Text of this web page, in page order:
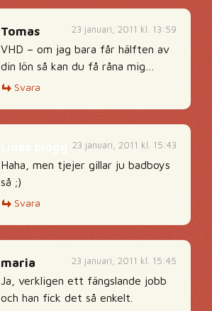
23 januari, 2011 kl. 13:59
Tomas
VHD – om jag bara får hälften av
din lön så kan du få råna mig…
Svara
23 januari, 2011 kl. 15:43
Haha, men tjejer gillar ju badboys
så ;)
Svara
23 januari, 2011 kl. 15:45
maria
Ja, verkligen ett fängslande jobb
och han fick det så enkelt.